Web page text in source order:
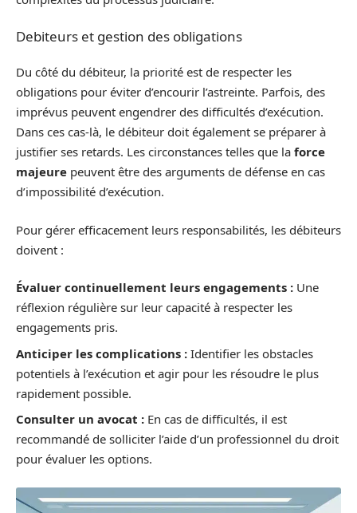
Debiteurs et gestion des obligations
Du côté du débiteur, la priorité est de respecter les
obligations pour éviter d’encourir l’astreinte. Parfois, des
imprévus peuvent engendrer des difficultés d’exécution.
Dans ces cas-là, le débiteur doit également se préparer à
justifier ses retards. Les circonstances telles que la force
majeure peuvent être des arguments de défense en cas
d’impossibilité d’exécution.
Pour gérer efficacement leurs responsabilités, les débiteurs
doivent :
Évaluer continuellement leurs engagements : Une
réflexion régulière sur leur capacité à respecter les
engagements pris.
Anticiper les complications : Identifier les obstacles
potentiels à l’exécution et agir pour les résoudre le plus
rapidement possible.
Consulter un avocat : En cas de difficultés, il est
recommandé de solliciter l’aide d’un professionnel du droit
pour évaluer les options.